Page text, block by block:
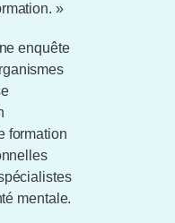
»
enquête
formation
mentale.